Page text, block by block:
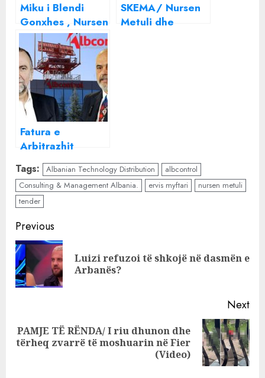
Miku i Blendi
Gonxhes , Nursen
Metuli “përlan”
550 milionë lekë
pa garë te
Albcontrol ,
Laureta Omeri
firmos me flamur
të kuq
SKEMA/ Nursen
Metuli dhe
Gonxhes
Fatura e
Arbitrazhit
“Becchetti”,
kompania
Albcontrol në
rrezik falimenti
Tags: Albanian Technology Distribution
albcontrol
Consulting & Management Albania.
ervis myftari
nursen metuli
tender
Continue
Reading
Previous
Luizi refuzoi të shkojë në dasmën e
Arbanës?
Next
Next
PAMJE TË RËNDA/ I riu dhunon dhe
tërheq zvarrë të moshuarin në Fier
(Video)